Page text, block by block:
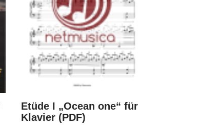
Etüde I „Ocean one“ für
Klavier (PDF)